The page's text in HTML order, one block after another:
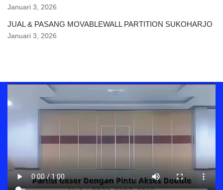
Januari 3, 2026
JUAL & PASANG MOVABLEWALL PARTITION SUKOHARJO
Januari 3, 2026